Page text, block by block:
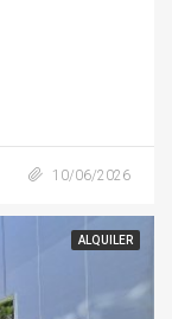
10/06/2026
ALQUILER